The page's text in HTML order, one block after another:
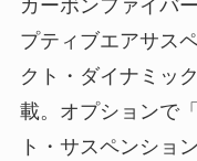
プティブエアサス
クト・ダイナミッ
載。オプションで
ト・サスペンショ